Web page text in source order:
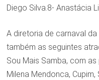
Diego Silva.8- Anastácia
A diretoria de carnaval
também as seguintes
Sou Mais Samba, com
Milena Mendonca,